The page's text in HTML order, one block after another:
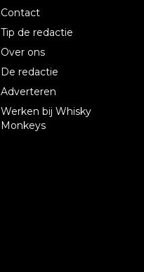
Contact
Tip de redactie
Over ons
De redactie
Adverteren
Werken bij Whisky
Monkeys